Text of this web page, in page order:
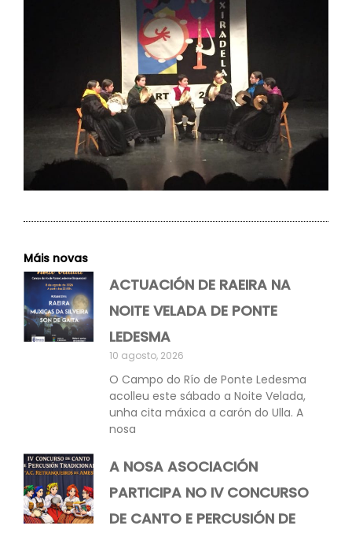
Máis novas
ACTUACIÓN DE RAEIRA NA
NOITE VELADA DE PONTE
LEDESMA
10 agosto, 2026
O Campo do Río de Ponte Ledesma
acolleu este sábado a Noite Velada,
unha cita máxica a carón do Ulla. A
nosa
A NOSA ASOCIACIÓN
PARTICIPA NO IV CONCURSO
DE CANTO E PERCUSIÓN DE